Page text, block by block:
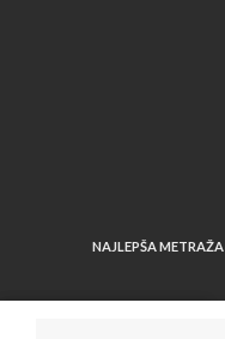
NAJLEPŠA METRAŽA